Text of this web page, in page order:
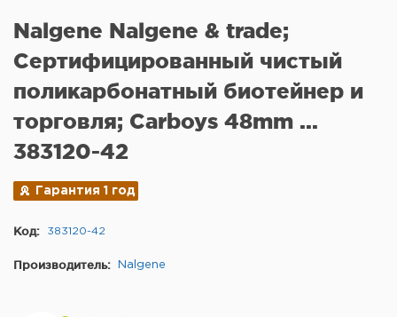
Nalgene Nalgene & trade;
Сертифицированный чистый
поликарбонатный биотейнер и
торговля; Carboys 48mm ...
383120-42
Гарантия 1 год
Код: 383120-42
Производитель: Nalgene